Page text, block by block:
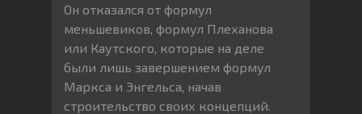
Он отказался от формул
меньшевиков, формул Плеханова
или Каутского, которые на деле
были лишь завершением формул
Маркса и Энгельса, начав
строительство своих концепций.